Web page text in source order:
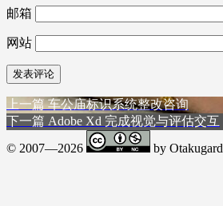
邮箱
网站
文
章
上一篇上
篇
章：
车公庙标识系统整改咨询
下一篇 下
文
Adobe Xd 完成视觉与评估交互
© 2007—2026
by Otakugard